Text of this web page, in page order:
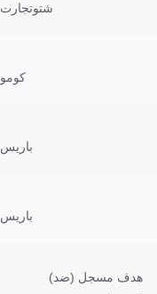
شتوتجارت
كومو
باريس
باريس
هدف مسجل (ضد)